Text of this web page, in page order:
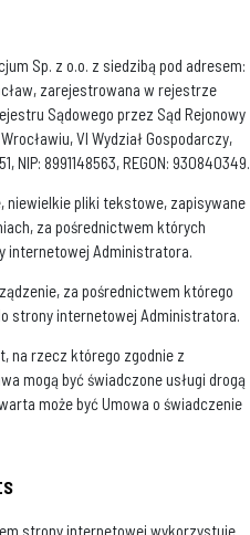
Sp. z o.o. z siedzibą pod adresem:
zarejestrowana w rejestrze
Sądowego przez Sąd Rejonowy
VI Wydział Gospodarczy,
NIP: 8991148563, REGON: 930840349.
niewielkie pliki tekstowe, zapisywane
za pośrednictwem których
internetowej Administratora.
za pośrednictwem którego
strony internetowej Administratora.
na rzecz którego zgodnie z
mogą być świadczone usługi drogą
może być Umowa o świadczenie
strony internetowej wykorzystuje